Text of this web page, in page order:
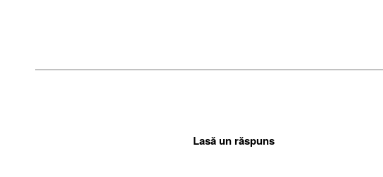
Lasă un răspuns